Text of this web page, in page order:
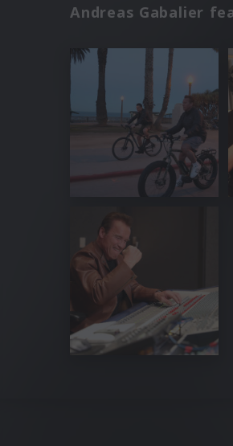
Andreas Gabalier